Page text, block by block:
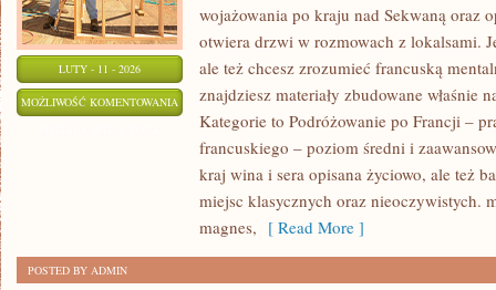
LUTY - 11 - 2026
MOŻLIWOŚĆ KOMENTOWANIA FRANCJA
POCZĄTKUJĄCYCH
wojażowania po kraju nad Sekwaną oraz
otwiera drzwi w rozmowach z lokalsami.
ale też chcesz zrozumieć francuską
znajdziesz materiały zbudowane właśnie
Kategorie to Podróżowanie po Francji –
francuskiego – poziom średni i
kraj wina i sera opisana życiowo, ale też
miejsc klasycznych oraz nieoczywistych.
magnes, [ Read More ]
POSTED BY ADMIN